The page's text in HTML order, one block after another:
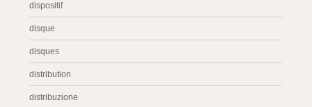
dispositif
disque
disques
distribution
distribuzione